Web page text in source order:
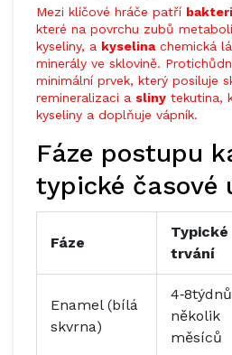
Mezi klíčové hráče patří
které na povrchu zubů
kyseliny, a kyselina chemická
minerály ve sklovině.
minimální prvek, který posiluje
remineralizaci a sliny tekutina,
kyseliny a doplňuje vápník.
Fáze postupu
typické časové
Fáze
Typické
trvání
Enamel (bílá
skvrna)
několik
měsíců